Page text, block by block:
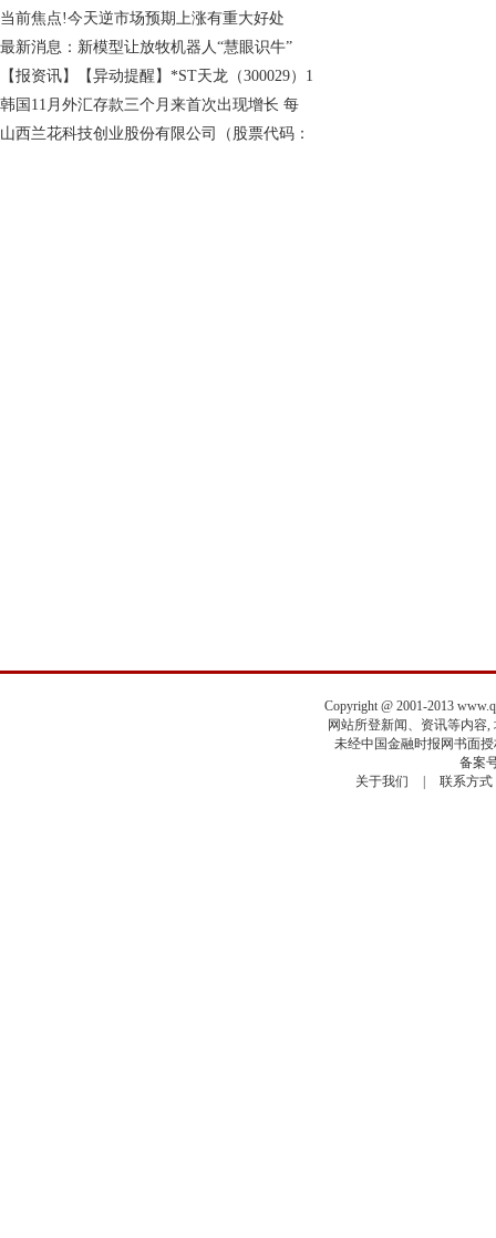
当前焦点!今天逆市场预期上涨有重大好处
最新消息：新模型让放牧机器人“慧眼识牛”
【报资讯】【异动提醒】*ST天龙（300029）1
韩国11月外汇存款三个月来首次出现增长 每
山西兰花科技创业股份有限公司（股票代码：
Copyright @ 2001-2013
网站所登新闻、资讯等内容,
未经中国金融时报网书面授
备案
关于我们
联系方式